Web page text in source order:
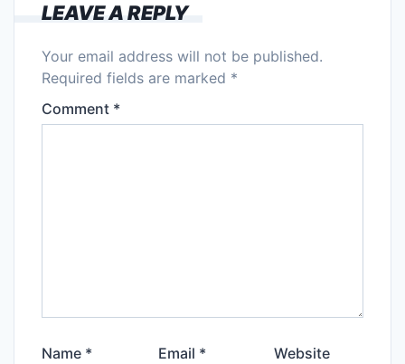
LEAVE A REPLY
Your email address will not be published.
Required fields are marked *
Comment *
Name * Email * Website